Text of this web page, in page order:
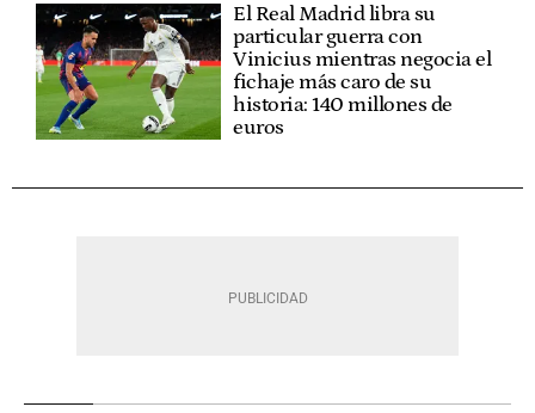
El Real Madrid libra su
particular guerra con
Vinicius mientras negocia el
fichaje más caro de su
historia: 140 millones de
euros